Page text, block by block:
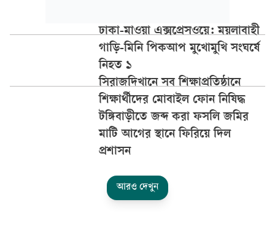
ঢাকা-মাওয়া এক্সপ্রেসওয়ে: ময়লাবাহী
গাড়ি-মিনি পিকআপ মুখোমুখি সংঘর্ষে
নিহত ১
সিরাজদিখানে সব শিক্ষাপ্রতিষ্ঠানে
শিক্ষার্থীদের মোবাইল ফোন নিষিদ্ধ
টঙ্গিবাড়ীতে জব্দ করা ফসলি জমির
মাটি আগের স্থানে ফিরিয়ে দিল
প্রশাসন
আরও দেখুন